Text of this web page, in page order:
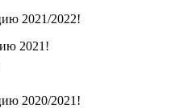
2021/2022!
2021!
2020/2021!